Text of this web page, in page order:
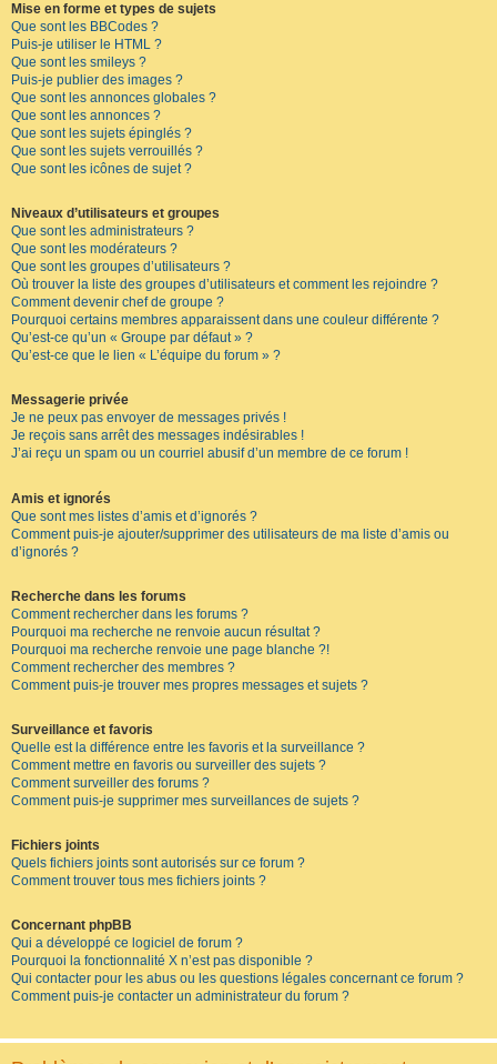
Mise en forme et types de sujets
Que sont les BBCodes ?
Puis-je utiliser le HTML ?
Que sont les smileys ?
Puis-je publier des images ?
Que sont les annonces globales ?
Que sont les annonces ?
Que sont les sujets épinglés ?
Que sont les sujets verrouillés ?
Que sont les icônes de sujet ?
Niveaux d’utilisateurs et groupes
Que sont les administrateurs ?
Que sont les modérateurs ?
Que sont les groupes d’utilisateurs ?
Où trouver la liste des groupes d’utilisateurs et comment les rejoindre ?
Comment devenir chef de groupe ?
Pourquoi certains membres apparaissent dans une couleur différente ?
Qu’est-ce qu’un « Groupe par défaut » ?
Qu’est-ce que le lien « L’équipe du forum » ?
Messagerie privée
Je ne peux pas envoyer de messages privés !
Je reçois sans arrêt des messages indésirables !
J’ai reçu un spam ou un courriel abusif d’un membre de ce forum !
Amis et ignorés
Que sont mes listes d’amis et d’ignorés ?
Comment puis-je ajouter/supprimer des utilisateurs de ma liste d’amis ou
d’ignorés ?
Recherche dans les forums
Comment rechercher dans les forums ?
Pourquoi ma recherche ne renvoie aucun résultat ?
Pourquoi ma recherche renvoie une page blanche ?!
Comment rechercher des membres ?
Comment puis-je trouver mes propres messages et sujets ?
Surveillance et favoris
Quelle est la différence entre les favoris et la surveillance ?
Comment mettre en favoris ou surveiller des sujets ?
Comment surveiller des forums ?
Comment puis-je supprimer mes surveillances de sujets ?
Fichiers joints
Quels fichiers joints sont autorisés sur ce forum ?
Comment trouver tous mes fichiers joints ?
Concernant phpBB
Qui a développé ce logiciel de forum ?
Pourquoi la fonctionnalité X n’est pas disponible ?
Qui contacter pour les abus ou les questions légales concernant ce forum ?
Comment puis-je contacter un administrateur du forum ?